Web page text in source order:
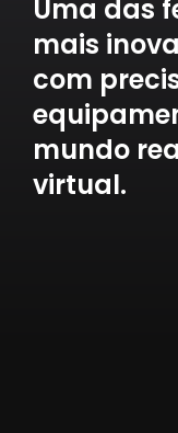
Uma das
mais
com
mundo
virtual.